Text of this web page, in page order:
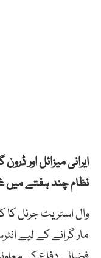
ایرانی میزائل اور
نظام چند ہفتے میں
وال اسٹریٹ جرنل کا
مار گرانے کے لیے